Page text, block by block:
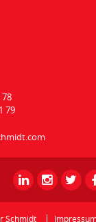
78
79
Rainer
Schmidt
-
Rainer
Schmidt
Schmidt